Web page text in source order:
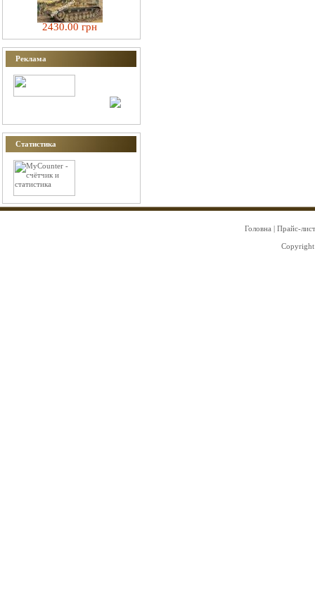
2430.00 грн
Реклама
Статистика
Головна | Прайс-лист